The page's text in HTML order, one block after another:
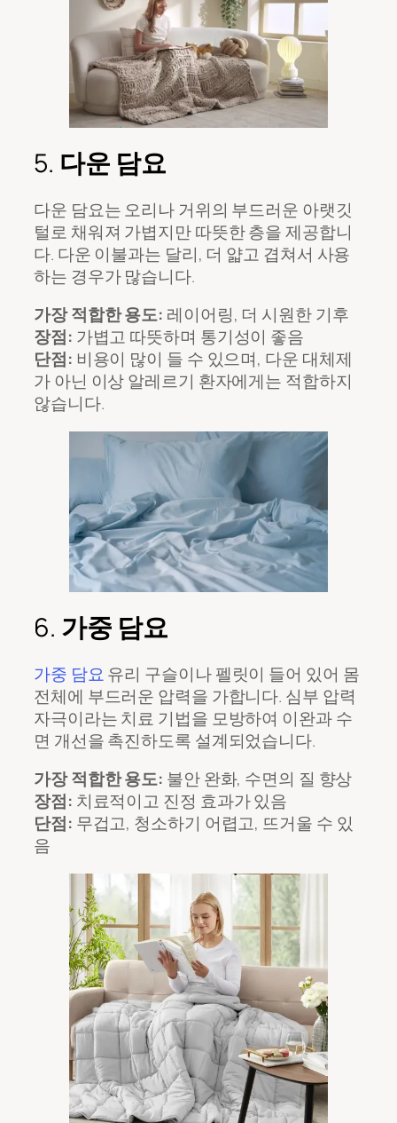
5. 다운 담요
다운 담요는 오리나 거위의 부드러운 아랫깃
털로 채워져 가볍지만 따뜻한 층을 제공합니
다. 다운 이불과는 달리, 더 얇고 겹쳐서 사용
하는 경우가 많습니다.
가장 적합한 용도: 레이어링, 더 시원한 기후
장점: 가볍고 따뜻하며 통기성이 좋음
단점: 비용이 많이 들 수 있으며, 다운 대체제
가 아닌 이상 알레르기 환자에게는 적합하지
않습니다.
6. 가중 담요
가중 담요유리 구슬이나 펠릿이 들어 있어 몸
전체에 부드러운 압력을 가합니다. 심부 압력
자극이라는 치료 기법을 모방하여 이완과 수
면 개선을 촉진하도록 설계되었습니다.
가장 적합한 용도: 불안 완화, 수면의 질 향상
장점: 치료적이고 진정 효과가 있음
단점: 무겁고, 청소하기 어렵고, 뜨거울 수 있
음